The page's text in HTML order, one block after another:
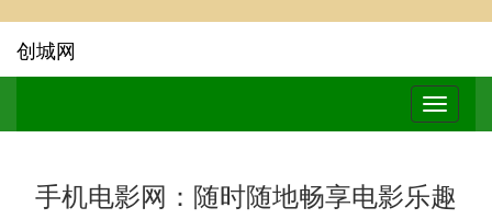
创城网
手机电影网：随时随地畅享电影乐趣